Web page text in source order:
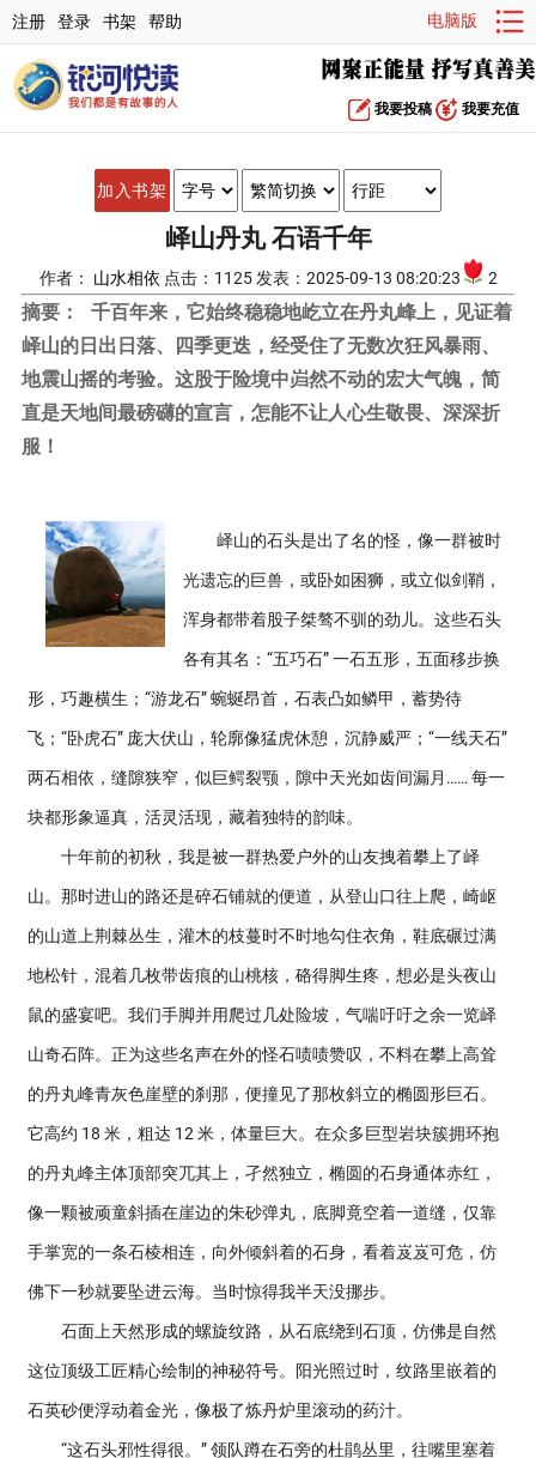
注册 登录 书架 帮助 电脑版
我要投稿 我要充值
加入书架
峄山丹丸 石语千年
作者： 山水相依 点击：1125 发表：2025-09-13 08:20:23 2
摘要：
千百年来，它始终稳稳地屹立在丹丸峰上，见证着
峄山的日出日落、四季更迭，经受住了无数次狂风暴雨、
地震山摇的考验。这股于险境中岿然不动的宏大气魄，简
直是天地间最磅礴的宣言，怎能不让人心生敬畏、深深折
服！
峄山的石头是出了名的怪，像一群被时
光遗忘的巨兽，或卧如困狮，或立似剑鞘，
浑身都带着股子桀骜不驯的劲儿。这些石头
各有其名：“五巧石” 一石五形，五面移步换
形，巧趣横生；“游龙石” 蜿蜒昂首，石表凸如鳞甲，蓄势待
飞；“卧虎石” 庞大伏山，轮廓像猛虎休憩，沉静威严；“一线天石”
两石相依，缝隙狭窄，似巨鳄裂颚，隙中天光如齿间漏月…… 每一
块都形象逼真，活灵活现，藏着独特的韵味。
十年前的初秋，我是被一群热爱户外的山友拽着攀上了峄
山。那时进山的路还是碎石铺就的便道，从登山口往上爬，崎岖
的山道上荆棘丛生，灌木的枝蔓时不时地勾住衣角，鞋底碾过满
地松针，混着几枚带齿痕的山桃核，硌得脚生疼，想必是头夜山
鼠的盛宴吧。我们手脚并用爬过几处险坡，气喘吁吁之余一览峄
山奇石阵。正为这些名声在外的怪石啧啧赞叹，不料在攀上高耸
的丹丸峰青灰色崖壁的刹那，便撞见了那枚斜立的椭圆形巨石。
它高约 18 米，粗达 12 米，体量巨大。在众多巨型岩块簇拥环抱
的丹丸峰主体顶部突兀其上，孑然独立，椭圆的石身通体赤红，
像一颗被顽童斜插在崖边的朱砂弹丸，底脚竟空着一道缝，仅靠
手掌宽的一条石棱相连，向外倾斜着的石身，看着岌岌可危，仿
佛下一秒就要坠进云海。当时惊得我半天没挪步。
石面上天然形成的螺旋纹路，从石底绕到石顶，仿佛是自然
这位顶级工匠精心绘制的神秘符号。阳光照过时，纹路里嵌着的
石英砂便浮动着金光，像极了炼丹炉里滚动的药汁。
“这石头邪性得很。” 领队蹲在石旁的杜鹃丛里，往嘴里塞着